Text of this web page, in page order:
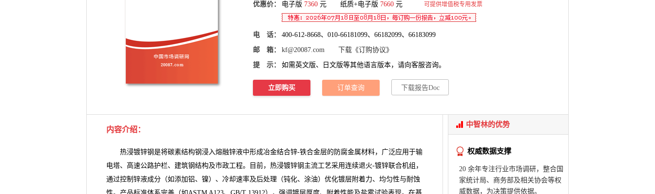
优惠价： 电子版 7360 元 纸质+电子版 7660 元 可提供增值税专用发票
电 话： 400-612-8668、010-66181099、66182099、66183099
邮 箱： kf@20087.com 下载《订购协议》
提 示： 如需英文版、日文版等其他语言版本，请向客服咨询。
立即购买 订单查询 下载报告Doc
内容介绍：
热浸镀锌钢是将碳素结构钢浸入熔融锌液中形成冶金结合锌-铁合金层的防腐金属材料，广泛应用于输
电塔、高速公路护栏、建筑钢结构及市政工程。目前，热浸镀锌钢主流工艺采用连续退火-镀锌联合机组，
通过控制锌液成分（如添加铝、镍）、冷却速率及后处理（钝化、涂油）优化镀层附着力、均匀性与耐蚀
中智林的优势
权威数据支撑
20 余年专注行业市场调研，整合国
家统计局、商务部及相关协会等权
威数据，为决策提供依据。